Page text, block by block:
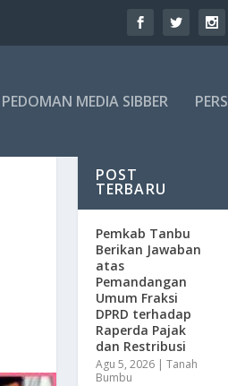
PEDOMAN MEDIA SIBBER PERS
POST
TERBARU
Pemkab Tanbu
Berikan Jawaban
atas
Pemandangan
Umum Fraksi
DPRD terhadap
Raperda Pajak
dan Restribusi
Agu 5, 2026| Tanah
Bumbu